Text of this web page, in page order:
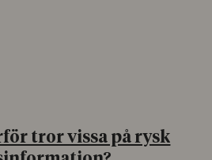
tror vissa på rysk